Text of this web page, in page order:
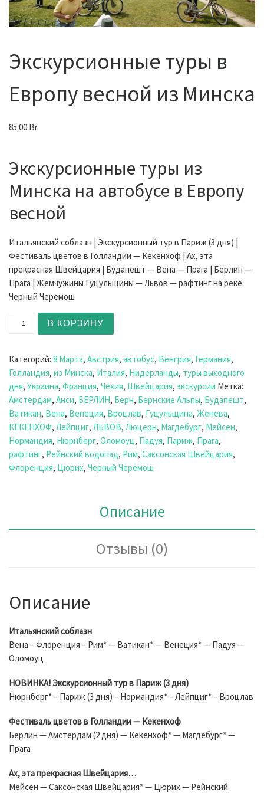
Экскурсионные туры в
Европу весной из Минска
85.00 Br
Экскурсионные туры из
Минска на автобусе в Европу
весной
Итальянский соблазн | Экскурсионный тур в Париж (3 дня) |
Фестиваль цветов в Голландии — Кекенхоф | Ах, эта
прекрасная Швейцария | Будапешт — Вена — Прага | Берлин —
Прага | Жемчужины Гуцульщины — Львов — рафтинг на реке
Черный Черемош
В КОРЗИНУ
Категорий: 8 Марта, Австрия, автобус, Венгрия, Германия,
Голландия, из Минска, Италия, Нидерланды, туры выходного
дня, Украина, Франция, Чехия, Швейцария, экскурсии Метка:
Амстердам, Анси, БЕРЛИН, Берн, Бернские Альпы, Будапешт,
Ватикан, Вена, Венеция, Вроцлав, Гуцульщина, Женева,
КЕКЕНХОФ, Лейпциг, ЛЬВОВ, Люцерн, Магдебург, Мейсен,
Нормандия, Нюрнберг, Оломоуц, Падуя, Париж, Прага,
рафтинг, Рейнский водопад, Рим, Саксонская Швейцария,
Флоренция, Цюрих, Черный Черемош
Описание
Отзывы (0)
Описание
Итальянский соблазн
Вена – Флоренция – Рим* — Ватикан* — Венеция* — Падуя —
Оломоуц
НОВИНКА! Экскурсионный тур в Париж (3 дня)
Нюрнберг* – Париж (3 дня) – Нормандия* – Лейпциг* – Вроцлав
Фестиваль цветов в Голландии — Кекенхоф
Берлин — Амстердам (2 дня) — Кекенхоф* — Магдебург* —
Прага
Ах, эта прекрасная Швейцария…
Мейсен — Саксонская Швейцария* — Цюрих — Рейнский